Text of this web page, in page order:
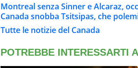
Montreal senza Sinner e Alcaraz,
Canada snobba Tsitsipas, che
Tutte le notizie del Canada